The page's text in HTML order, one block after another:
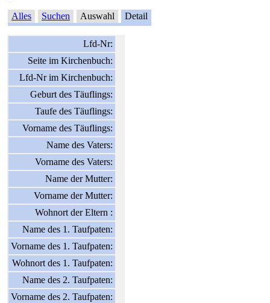
Alles Suchen Auswahl Detail
Lfd-Nr:
Seite im Kirchenbuch:
Lfd-Nr im Kirchenbuch:
Geburt des Täuflings:
Taufe des Täuflings:
Vorname des Täuflings:
Name des Vaters:
Vorname des Vaters:
Name der Mutter:
Vorname der Mutter:
Wohnort der Eltern :
Name des 1. Taufpaten:
Vorname des 1. Taufpaten:
Wohnort des 1. Taufpaten:
Name des 2. Taufpaten:
Vorname des 2. Taufpaten: